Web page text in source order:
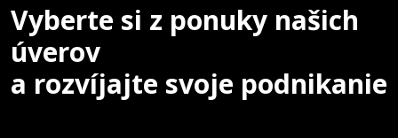
Vyberte si z ponuky našich
úverov
a rozvíjajte svoje podnikanie